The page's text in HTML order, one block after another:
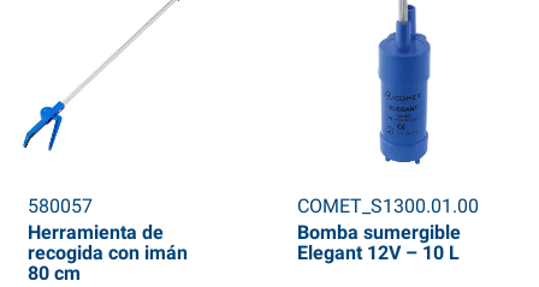
580057
Herramienta de
recogida con imán
80 cm
COMET_S1300.01.00
Bomba sumergible
Elegant 12V – 10 L